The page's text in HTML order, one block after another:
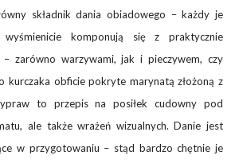
składnik dania obiadowego – każdy je
komponują się z praktycznie
zarówno warzywami, jak i pieczywem, czy
kurczaka obficie pokryte marynatą złożoną z
to przepis na posiłek cudowny pod
ale także wrażeń wizualnych. Danie jest
w przygotowaniu – stąd bardzo chętnie je